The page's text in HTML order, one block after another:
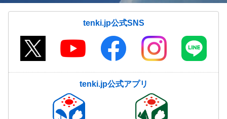
tenki.jp公式SNS
tenki.jp公式アプリ